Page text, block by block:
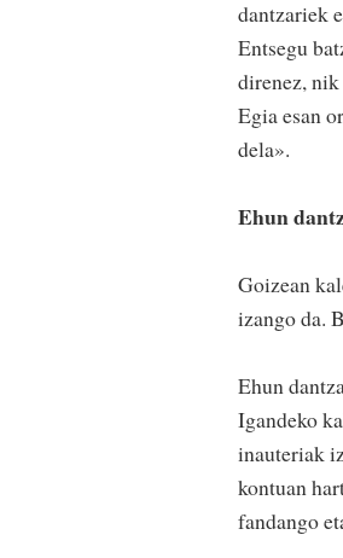
dantzariek
Entsegu
direnez, nik
Egia esan
dela».
Ehun
Goizean
izango da.
Ehun
Igandeko
inauteriak
kontuan
fandango